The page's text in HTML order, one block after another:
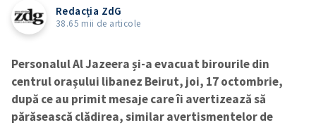
Redacția ZdG
38.65 mii de articole
Personalul Al Jazeera și-a evacuat birourile din
centrul orașului libanez Beirut, joi, 17 octombrie,
după ce au primit mesaje care îi avertizează să
părăsească clădirea, similar avertismentelor de